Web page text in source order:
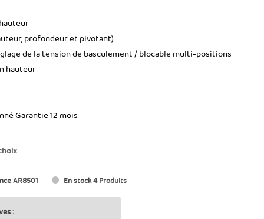
profondeur et pivotant)
de la tension de basculement / blocable multi-positions
hauteur
Garantie 12 mois
AR8501 En stock4 Produits
: